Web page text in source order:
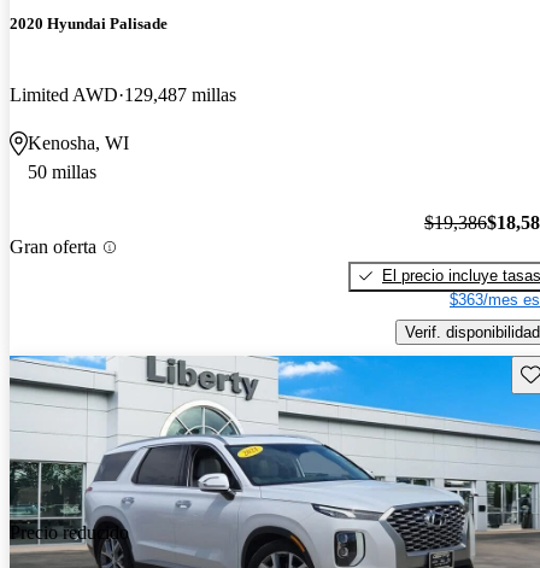
2020 Hyundai Palisade
Limited AWD 129,487 millas
Kenosha, WI
50 millas
Gran oferta
$19,386
El precio incluye tasas
$363/mes
Verif. disponibilidad
Precio reducido